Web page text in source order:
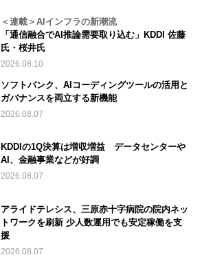
＜連載＞AIインフラの新潮流
「通信融合でAI推論需要取り込む」KDDI 佐藤
氏・桜井氏
2026.08.10
ソフトバンク、AIコーディングツールの活用と
ガバナンスを両立する新機能
2026.08.07
KDDIの1Q決算は増収増益 データセンターや
AI、金融事業などが好調
2026.08.07
アライドテレシス、三原赤十字病院の院内ネッ
トワークを刷新 少人数運用でも安定稼働を支
援
2026.08.07